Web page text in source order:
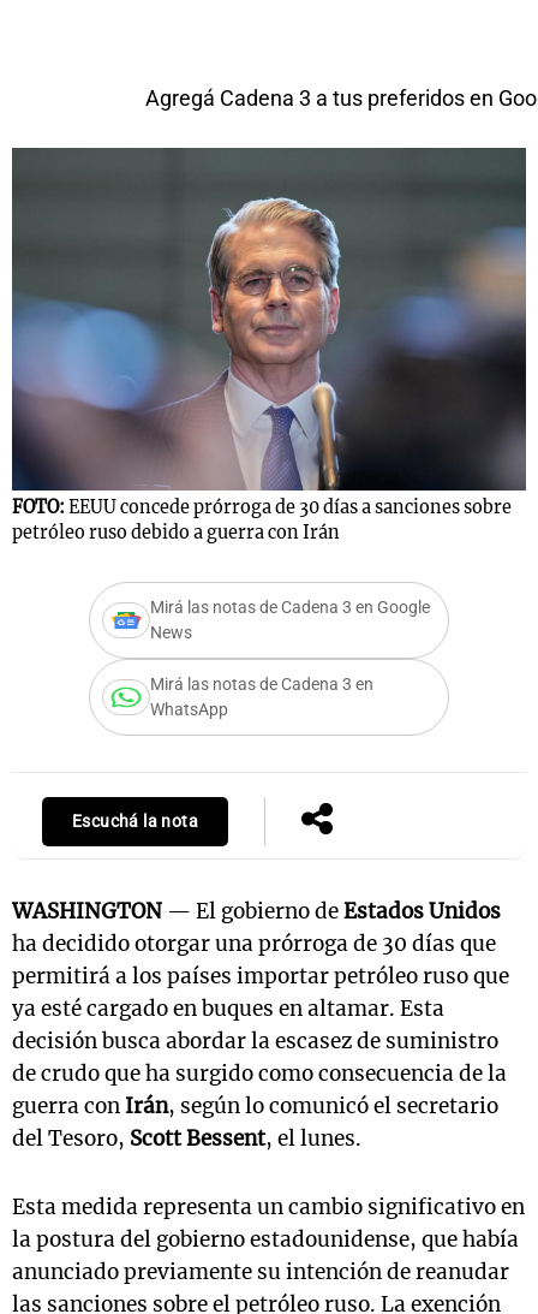
Agregá Cadena 3 a tus preferidos en
FOTO: EEUU concede prórroga de 30 días a sanciones sobre
petróleo ruso debido a guerra con Irán
Mirá las notas de Cadena 3 en Google
News
Mirá las notas de Cadena 3 en
WhatsApp
Escuchá la nota
WASHINGTON — El gobierno deEstados Unidos
ha decidido otorgar una prórroga de 30 días que
permitirá a los países importar petróleo ruso que
ya esté cargado en buques en altamar. Esta
decisión busca abordar la escasez de suministro
de crudo que ha surgido como consecuencia de la
guerra con Irán, según lo comunicó el secretario
del Tesoro, Scott Bessent, el lunes.
Esta medida representa un cambio significativo en
la postura del gobierno estadounidense, que había
anunciado previamente su intención de reanudar
las sanciones sobre el petróleo ruso. La exención